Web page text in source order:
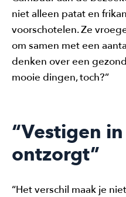
niet alleen patat en
voorschotelen. Ze
om samen met een
denken over een
mooie dingen, toch?”
“Vestigen
ontzorgt”
“Het verschil maak je